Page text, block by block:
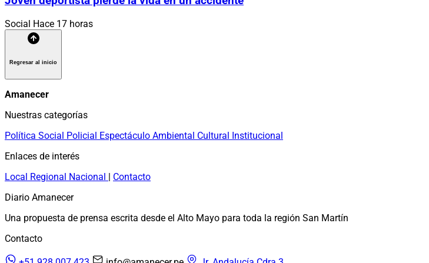
Social Hace 17 horas
Regresar al inicio
Amanecer
Nuestras categorías
Política Social Policial Espectáculo Ambiental Cultural Institucional
Enlaces de interés
Local Regional Nacional | Contacto
Diario Amanecer
Una propuesta de prensa escrita desde el Alto Mayo para toda la región San Martín
Contacto